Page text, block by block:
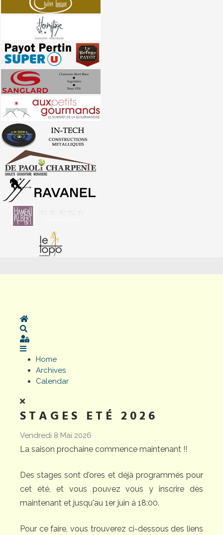
Home
Sign In
Home
Archives
Calendar
STAGES ETÉ 2026
Vendredi 8 Mai 2026
La saison prochaine commence maintenant !!
Des stages sont d'ores et déjà programmés pour
cet été, et vous pouvez vous y inscrire dès
maintenant et jusqu'au 1er juin à 18:00.
Pour ce faire, vous trouverez ci-dessous des liens